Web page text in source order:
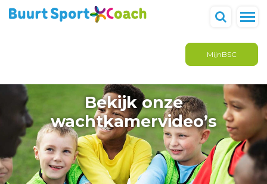
MijnBSC
Bekijk onze
wachtkamervideo’s